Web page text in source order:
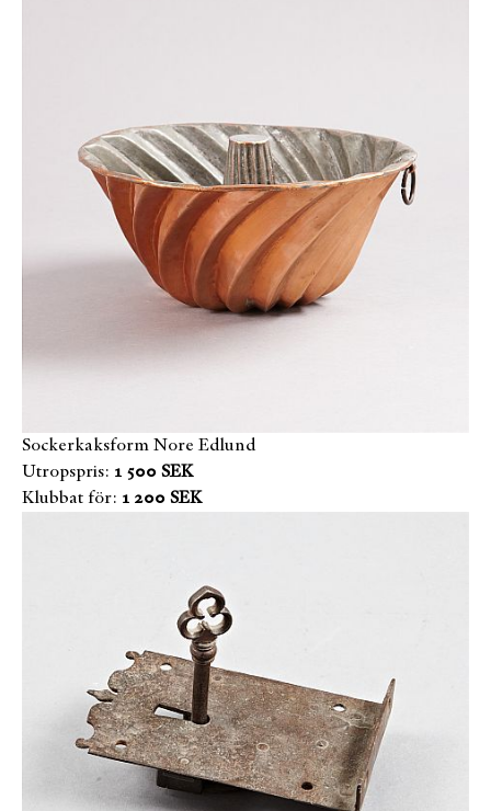
Sockerkaksform Nore Edlund
Utropspris: 1 500 SEK
Klubbat för: 1 200 SEK